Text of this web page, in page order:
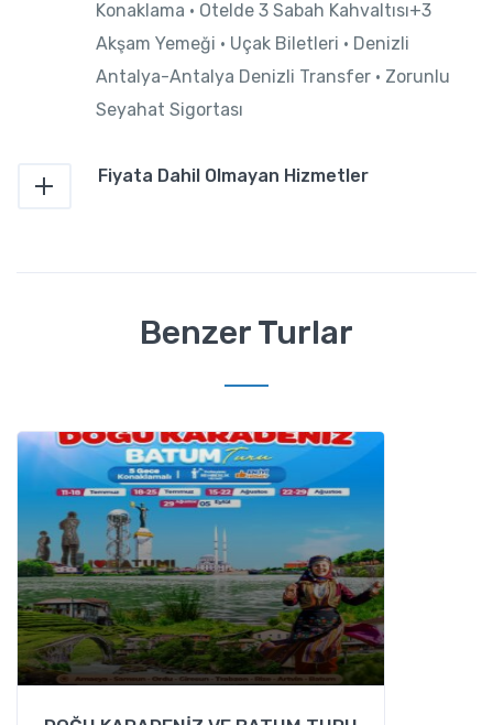
Konaklama • Otelde 3 Sabah Kahvaltısı+3
Akşam Yemeği • Uçak Biletleri • Denizli
Antalya-Antalya Denizli Transfer • Zorunlu
Seyahat Sigortası
Fiyata Dahil Olmayan Hizmetler
Benzer Turlar